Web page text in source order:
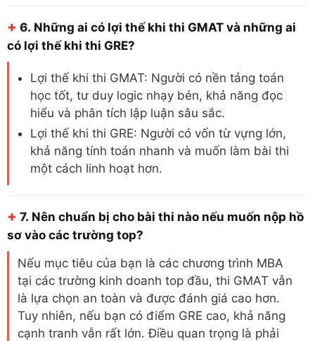
+ 6. Những ai có lợi thế khi thi GMAT và những ai
có lợi thế khi thi GRE?
Lợi thế khi thi GMAT: Người có nền tảng toán
học tốt, tư duy logic nhạy bén, khả năng đọc
hiểu và phân tích lập luận sâu sắc.
Lợi thế khi thi GRE: Người có vốn từ vựng lớn,
khả năng tính toán nhanh và muốn làm bài thi
một cách linh hoạt hơn.
+ 7. Nên chuẩn bị cho bài thi nào nếu muốn nộp hồ
sơ vào các trường top?
Nếu mục tiêu của bạn là các chương trình MBA
tại các trường kinh doanh top đầu, thi GMAT vẫn
là lựa chọn an toàn và được đánh giá cao hơn.
Tuy nhiên, nếu bạn có điểm GRE cao, khả năng
cạnh tranh vẫn rất lớn. Điều quan trọng là phải